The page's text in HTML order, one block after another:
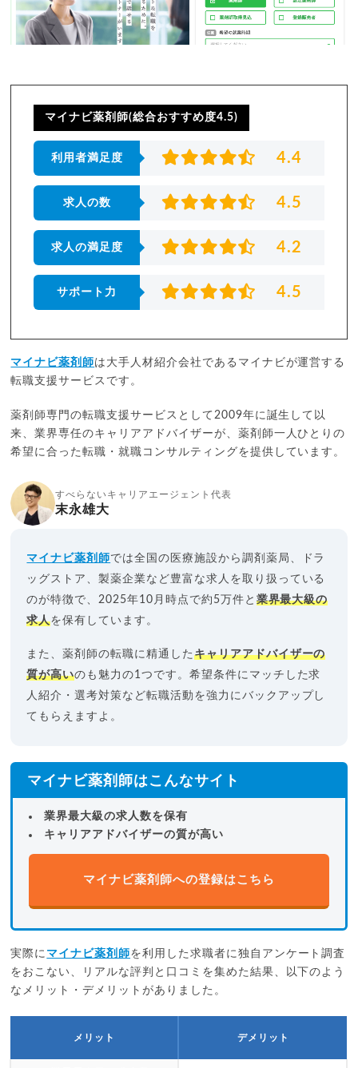
マイナビ薬剤師(総合おすすめ度4.5)
利用者満足度 4.4
求人の数 4.5
求人の満足度 4.2
サポート力 4.5
マイナビ薬剤師は大手人材紹介会社であるマイナビが運営する
転職支援サービスです。
薬剤師専門の転職支援サービスとして2009年に誕生して以
来、業界専任のキャリアアドバイザーが、薬剤師一人ひとりの
希望に合った転職・就職コンサルティングを提供しています。
すべらないキャリアエージェント代表
末永雄大
マイナビ薬剤師では全国の医療施設から調剤薬局、ドラ
ッグストア、製薬企業など豊富な求人を取り扱っている
のが特徴で、2025年10月時点で約5万件と 業界最大級の
求人を保有しています。
また、薬剤師の転職に精通した キャリアアドバイザーの
質が高いのも魅力の1つです。希望条件にマッチした求
人紹介・選考対策など転職活動を強力にバックアップし
てもらえますよ。
マイナビ薬剤師はこんなサイト
業界最大級の求人数を保有
キャリアアドバイザーの質が高い
マイナビ薬剤師への登録はこちら
実際に マイナビ薬剤師を利用した求職者に独自アンケート調査
をおこない、リアルな評判と口コミを集めた結果、以下のよう
なメリット・デメリットがありました。
メリット デメリット